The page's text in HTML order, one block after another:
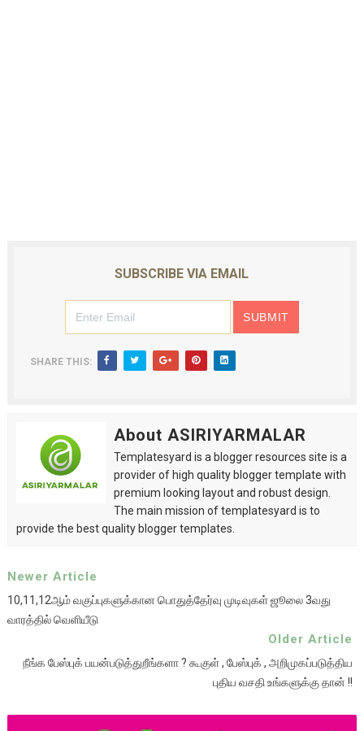
SUBSCRIBE VIA EMAIL
SHARE THIS:
About ASIRIYARMALAR
Templatesyard is a blogger resources site is a
provider of high quality blogger template with
premium looking layout and robust design.
The main mission of templatesyard is to
provide the best quality blogger templates.
Newer Article
10,11,12ஆம் வகுப்புகளுக்கான பொதுத்தேர்வு முடிவுகள் ஜூலை 3வது
வாரத்தில் வெளியீடு
Older Article
நீங்க பேஸ்புக் பயன்படுத்துறீங்களா ? கூகுள் , பேஸ்புக் , அறிமுகப்படுத்திய
புதிய வசதி உங்களுக்கு தான் !!